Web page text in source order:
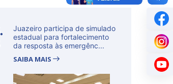
Juazeiro participa de simulado
estadual para fortalecimento
da resposta às emergênc...
SAIBA MAIS